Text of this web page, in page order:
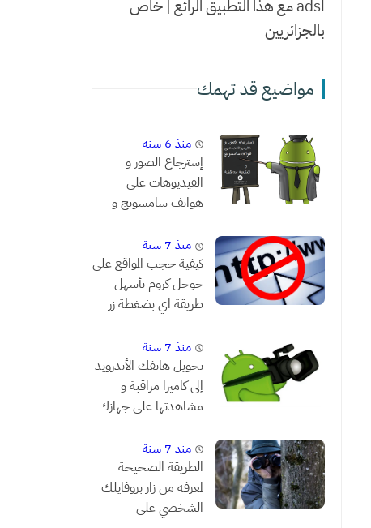
adsl مع هذا التطبيق الرائع | خاص
بالجزائريين
مواضيع قد تهمك
منذ 6 سنة
إسترجاع الصور و
الفيديوهات على
هواتف سامسونج و
منذ 7 سنة
كيفية حجب المواقع على
جوجل كروم بأسهل
طريقة اي بضغطة زر
منذ 7 سنة
تحويل هاتفك الأندرويد
إلى كاميرا مراقبة و
مشاهدتها على جهازك
منذ 7 سنة
الطريقة الصحيحة
لمعرفة من زار بروفايلك
الشخصي على